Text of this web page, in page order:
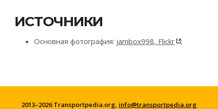
ИСТОЧНИКИ
Основная фотография: jambox998, Flickr ;
2013–2026 Transportpedia.org, info@transportpedia.org